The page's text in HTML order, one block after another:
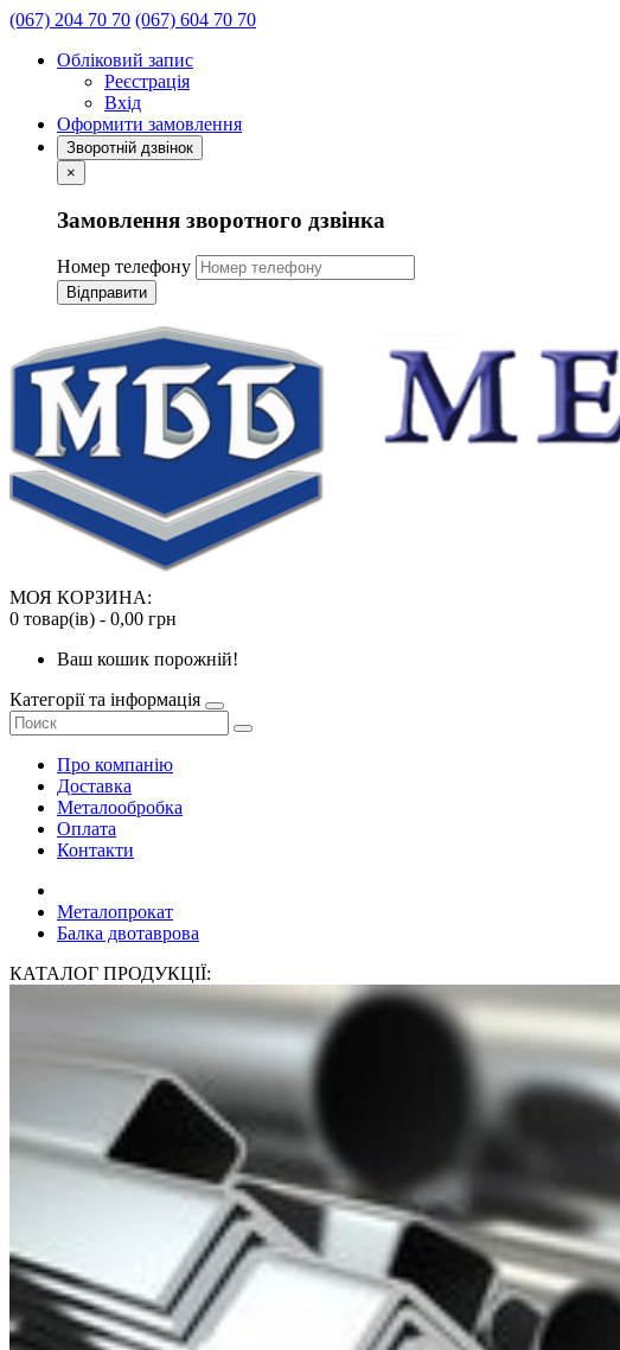
(067) 204 70 70 (067) 604 70 70
Обліковий запис
Реєстрація
Вхід
Оформити замовлення
Зворотній дзвінок
×
Замовлення зворотного дзвінка
Номер телефону
Відправити
МОЯ КОРЗИНА:
0 товар(ів) - 0,00 грн
Ваш кошик порожній!
Категорії та інформація
Про компанію
Доставка
Металообробка
Оплата
Контакти
Металопрокат
Балка двотаврова
КАТАЛОГ ПРОДУКЦІЇ: